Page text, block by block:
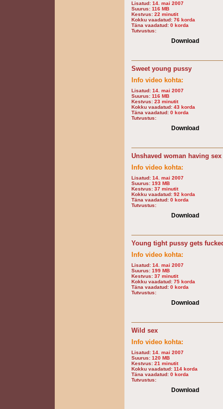
Lisatud: 14. mai 2007
Suurus: 116 MB
Kestvus: 22 minutit
Kokku vaadatud: 76 korda
Täna vaadatud: 0 korda
Tutvustus:
Download
Sweet young pussy
Info video kohta:
Lisatud: 14. mai 2007
Suurus: 116 MB
Kestvus: 23 minutit
Kokku vaadatud: 43 korda
Täna vaadatud: 0 korda
Tutvustus:
Download
Unshaved woman having sex
Info video kohta:
Lisatud: 14. mai 2007
Suurus: 193 MB
Kestvus: 37 minutit
Kokku vaadatud: 92 korda
Täna vaadatud: 0 korda
Tutvustus:
Download
Young tight pussy gets
Info video kohta:
Lisatud: 14. mai 2007
Suurus: 199 MB
Kestvus: 37 minutit
Kokku vaadatud: 75 korda
Täna vaadatud: 0 korda
Tutvustus:
Download
Wild sex
Info video kohta:
Lisatud: 14. mai 2007
Suurus: 120 MB
Kestvus: 21 minutit
Kokku vaadatud: 114 korda
Täna vaadatud: 0 korda
Tutvustus:
Download